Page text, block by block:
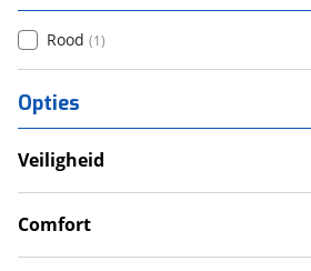
Rood (1)
Opties
Veiligheid
Comfort